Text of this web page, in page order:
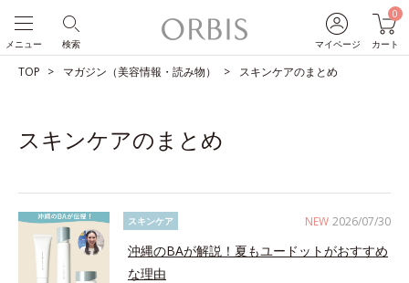
マイページ
0
カート
検索
メニュー
TOP マガジン（美容情報・読み物） スキンケアのまとめ
スキンケアのまとめ
NEW 2026/07/30
スキンケア
沖縄のBAが解説！夏もユードットがおすすめ
な理由